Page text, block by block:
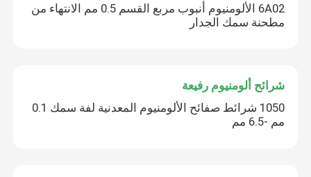
6A02 الألومنيوم أنبوب مربع القسم 0.5 مم الانتهاء من
مطحنة سمك الجدار
شرائح ألومنيوم رفيعة
1050 شرائط صفائح الألومنيوم المعدنية لفة سمك 0.1
مم -6.5 مم